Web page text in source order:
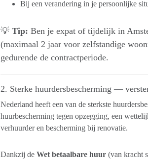
Bij een verandering in je persoonlijke
💡 Tip: Ben je expat of tijdelijk in
(maximaal 2 jaar voor zelfstandige
gedurende de contractperiode.
2. Sterke huurdersbescherming —
Nederland heeft een van de sterkste
huurbescherming tegen opzegging, een
verhuurder en bescherming bij renovatie.
Dankzij de Wet betaalbare huur(van kracht